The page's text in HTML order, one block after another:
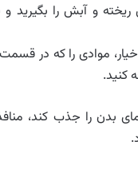
و آبش را بگیرید و
خیار، موادی را که در
کنید.
بدن را جذب کند،